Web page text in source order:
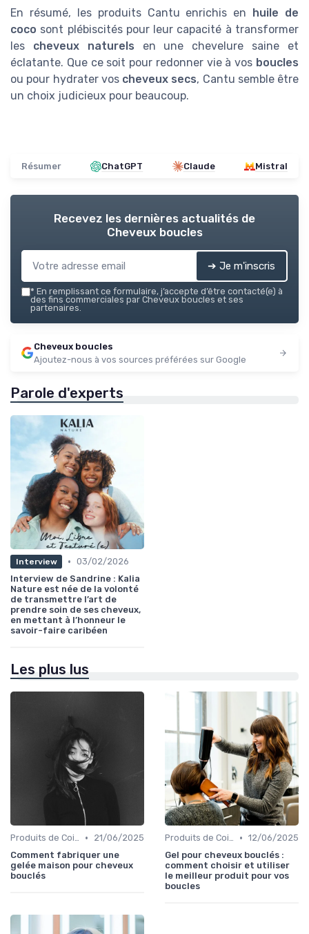
En résumé, les produits Cantu enrichis en
huile de
coco sont plébiscités pour leur capacité à transformer
les cheveux naturels en une chevelure saine et
éclatante. Que ce soit pour redonner vie à vos boucles
ou pour hydrater vos cheveux secs, Cantu semble être
un choix judicieux pour beaucoup.
Résumer ChatGPT Claude Mistral
Recevez les dernières actualités de
Cheveux boucles
➔ Je m'inscris
* En remplissant ce formulaire, j’accepte d’être contacté(e) à
des fins commerciales par Cheveux boucles et ses
partenaires.
Cheveux boucles
Ajoutez-nous à vos sources préférées sur Google
Parole d'experts
Interview • 03/02/2026
Interview de Sandrine : Kalia
Nature est née de la volonté
de transmettre l’art de
prendre soin de ses cheveux,
en mettant à l’honneur le
savoir-faire caribéen
Les plus lus
Produits de Coiffage •
21/06/2025
Comment fabriquer une
gelée maison pour cheveux
bouclés
Produits de Coiffage • 12/06/2025
Gel pour cheveux bouclés :
comment choisir et utiliser
le meilleur produit pour vos
boucles